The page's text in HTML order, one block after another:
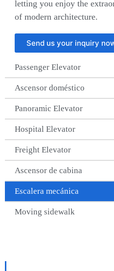
letting you enjoy the
of modern architecture.
Send us your inquiry
Passenger Elevator​
Ascensor doméstico
Panoramic Elevator​
Hospital Elevator​
Freight Elevator​
Ascensor de cabina
Escalera mecánica
Moving sidewalk​